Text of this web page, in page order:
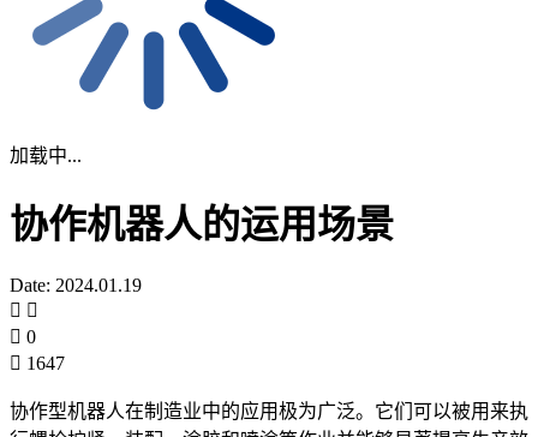
加载中...
协作机器人的运用场景
Date: 2024.01.19
0
1647
协作型机器人在制造业中的应用极为广泛。它们可以被用来执